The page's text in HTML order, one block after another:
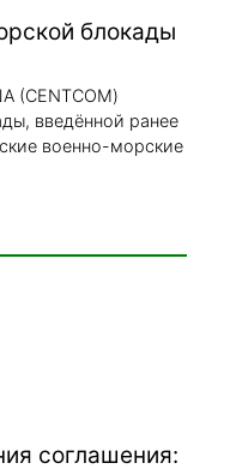
блокады
(CENTCOM)
введённой ранее
военно-морские
соглашения: